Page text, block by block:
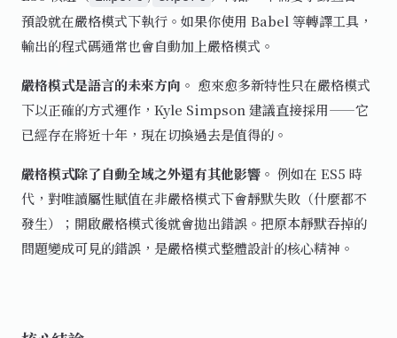
預設就在嚴格模式下執行。如果你使用 Babel 等轉譯工具，
輸出的程式碼通常也會自動加上嚴格模式。
嚴格模式是語言的未來方向。 愈來愈多新特性只在嚴格模式
下以正確的方式運作，Kyle Simpson 建議直接採用——它
已經存在將近十年，現在切換過去是值得的。
嚴格模式除了自動全域之外還有其他影響。 例如在 ES5 時
代，對唯讀屬性賦值在非嚴格模式下會靜默失敗（什麼都不
發生）；開啟嚴格模式後就會拋出錯誤。把原本靜默吞掉的
問題變成可見的錯誤，是嚴格模式整體設計的核心精神。